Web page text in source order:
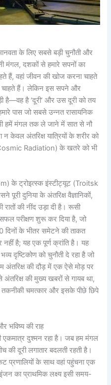
के लिए सबसे बड़ी चुनौती और
मंगल, दशकों से हमारे सपनों का
हैं, वहां जीवन की खोज करना चाहते
चाहते हैं। लेकिन इस सपने और
है—वह है ‘दूरी’ और उस दूरी को तय
पास जो सबसे उन्नत रासायनिक
हमें मंगल तक ले जाने में सात से नौ
केवल अंतरिक्ष यात्रियों के शरीर को
(Cosmic Radiation) के खतरे को भी
के ट्रोइत्स्क इंस्टीट्यूट (Troitsk
दुनिया के अंतरिक्ष वैज्ञानिकों,
रातों की नींद उड़ा दी है। रूसी
सफल परीक्षण शुरू कर दिया है, जो
दिनों के भीतर समेटने की ताकत
है; यह एक पूर्ण क्रांति है। यह
दृष्टिकोण को चुनौती दे रहा है जो
अंतरिक्ष की दौड़ में एक ऐसे मोड़ पर
की मुख्य खबरों से गायब था,
चमत्कार और इसके पीछे छिपे
भविष्य की राह
एकमात्र दुश्मन रहा है। जब हम मंगल
की दूरी लगातार बदलती रहती है।
प्रणालियों के साथ वहां पहुंचना एक
इंजन का प्राथमिक लक्ष्य इसी समय-